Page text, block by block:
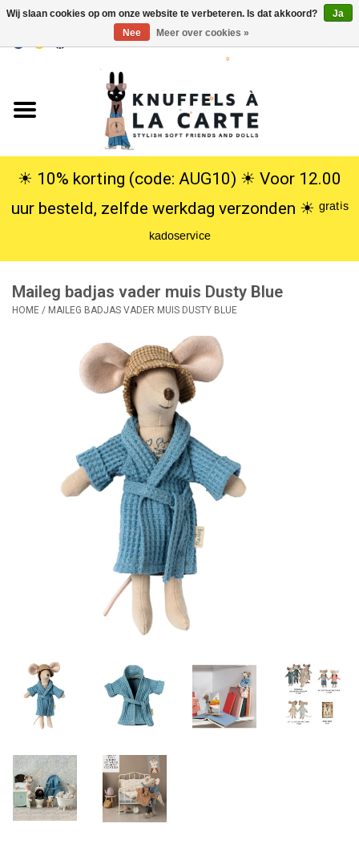
USD
Knuffels
Poppen
SALE
Cadeauservice
☀︎ 10% korting (code: AUG10) ☀︎ Voor 12.00
uur besteld, zelfde werkdag verzonden ☀︎ ᵍʳᵃᵗⁱˢ
ᵏᵃᵈᵒˢᵉʳᵛⁱᶜᵉ
Maileg badjas vader muis Dusty Blue
HOME / MAILEG BADJAS VADER MUIS DUSTY BLUE
Wij slaan cookies op om onze website te verbeteren. Is dat akkoord?
Ja
Nee
Meer over cookies »